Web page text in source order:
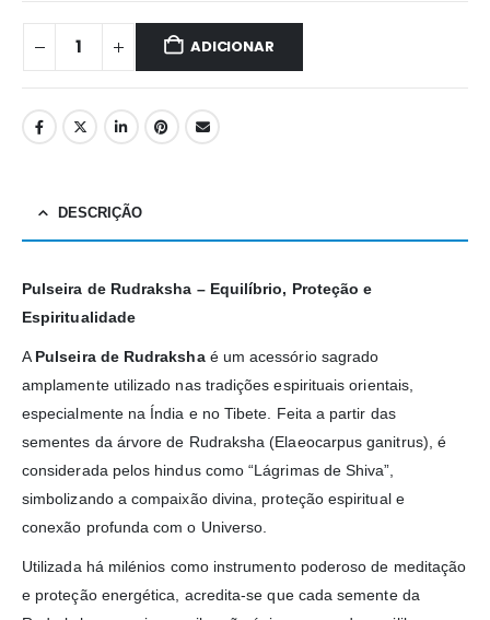
ADICIONAR
DESCRIÇÃO
Pulseira de Rudraksha – Equilíbrio, Proteção e
Espiritualidade
A Pulseira de Rudrakshaé um acessório sagrado
amplamente utilizado nas tradições espirituais orientais,
especialmente na Índia e no Tibete. Feita a partir das
sementes da árvore de Rudraksha (Elaeocarpus ganitrus), é
considerada pelos hindus como “Lágrimas de Shiva”,
simbolizando a compaixão divina, proteção espiritual e
conexão profunda com o Universo.
Utilizada há milénios como instrumento poderoso de meditação
e proteção energética, acredita-se que cada semente da